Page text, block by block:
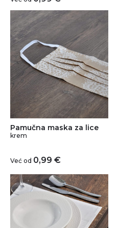
Pamučna maska za lice
krem
Već od 0,99 €